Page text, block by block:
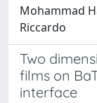
Mohammad
Riccardo
Two
films on
interface